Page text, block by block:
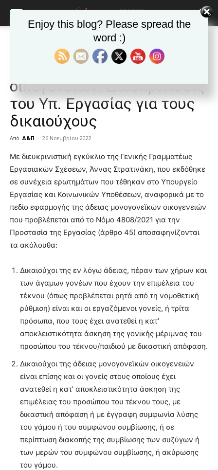
ΕΙΔΗΣΕΙΣ Ελλαδα
Άδεια μονογονεϊκών
οικογενειών: Διευκρινίσεις
του Υπ. Εργασίας για τους
δικαιούχους
Από Δ&Π - 26 Νοεμβρίου 2022
blonde
lesbians
very
hot
cam
show. desi
xxx
lyons
teaches
the
pain.
pornhun
Με διευκρινιστική εγκύκλιο της Γενικής Γραμματέως
Εργασιακών Σχέσεων, Άννας Στρατινάκη, που εκδόθηκε
σε συνέχεια ερωτημάτων που τέθηκαν στο Υπουργείο
Εργασίας και Κοινωνικών Υποθέσεων, αναφορικά με το
πεδίο εφαρμογής της άδειας μονογονεϊκών οικογενειών
που προβλέπεται από το Νόμο 4808/2021 για την
Προστασία της Εργασίας (άρθρο 45) αποσαφηνίζονται
τα ακόλουθα:
Δικαιούχοι της εν λόγω άδειας, πέραν των χήρων και
των άγαμων γονέων που έχουν την επιμέλεια του
τέκνου (όπως προβλέπεται ρητά από τη νομοθετική
ρύθμιση) είναι και οι εργαζόμενοι γονείς, ή τρίτα
πρόσωπα, που τους έχει ανατεθεί η κατ’
αποκλειστικότητα άσκηση της γονικής μέριμνας του
προσώπου του τέκνου/παιδιού με δικαστική απόφαση.
Δικαιούχοι της άδειας μονογονεϊκών οικογενειών
είναι επίσης και οι γονείς στους οποίους έχει
ανατεθεί η κατ’ αποκλειστικότητα άσκηση της
επιμέλειας του προσώπου του τέκνου τους, με
δικαστική απόφαση ή με έγγραφη συμφωνία λύσης
του γάμου ή του συμφώνου συμβίωσης, ή σε
περίπτωση διακοπής της συμβίωσης των συζύγων ή
των μερών του συμφώνου συμβίωσης, ή ακύρωσης
του γάμου.
Enjoy this blog? Please spread the
word :)